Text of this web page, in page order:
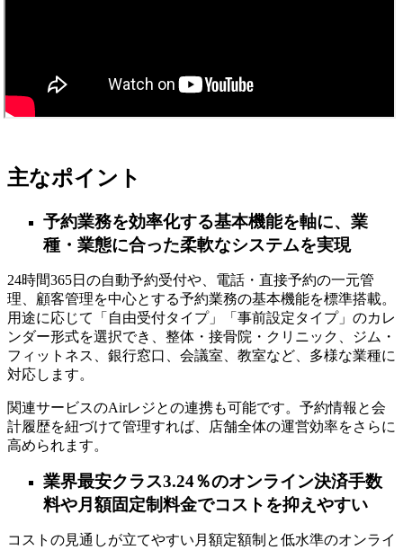
主なポイント
予約業務を効率化する基本機能を軸に、業
種・業態に合った柔軟なシステムを実現
24時間365日の自動予約受付や、電話・直接予約の一元管
理、顧客管理を中心とする予約業務の基本機能を標準搭載。
用途に応じて「自由受付タイプ」「事前設定タイプ」のカレ
ンダー形式を選択でき、整体・接骨院・クリニック、ジム・
フィットネス、銀行窓口、会議室、教室など、多様な業種に
対応します。
関連サービスのAirレジとの連携も可能です。予約情報と会
計履歴を紐づけて管理すれば、店舗全体の運営効率をさらに
高められます。
業界最安クラス3.24％のオンライン決済手数
料や月額固定制料金でコストを抑えやすい
コストの見通しが立てやすい月額定額制と低水準のオンライ